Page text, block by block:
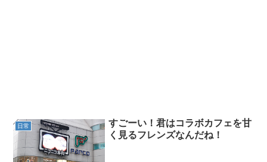
日常
すごーい！君はコラボカフェを甘
く見るフレンズなんだね！